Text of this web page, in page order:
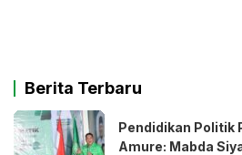
Berita Terbaru
Pendidikan Politik
Amure: Mabda